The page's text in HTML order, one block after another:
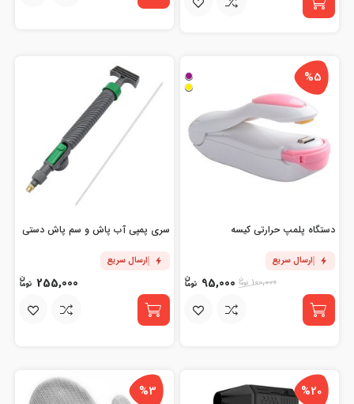
%5
دستگاه پلمپ حرارتی کیسه
ارسال سریع
100,000
95,000
سری پمپی آب پاش و سم پاش دستی
ارسال سریع
255,000
%20
%3